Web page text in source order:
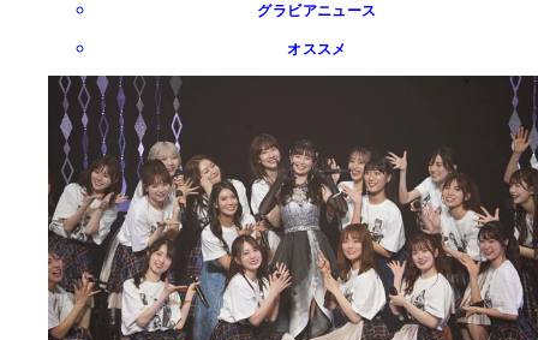
グラビアニュース
オススメ